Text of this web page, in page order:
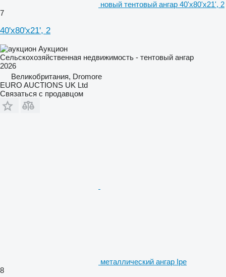
новый тентовый ангар 40'x80'x21', 2
7
40'x80'x21', 2
Аукцион
Сельскохозяйственная недвижимость - тентовый ангар
2026
Великобритания, Dromore
EURO AUCTIONS UK Ltd
Связаться с продавцом
металлический ангар Ipe
8